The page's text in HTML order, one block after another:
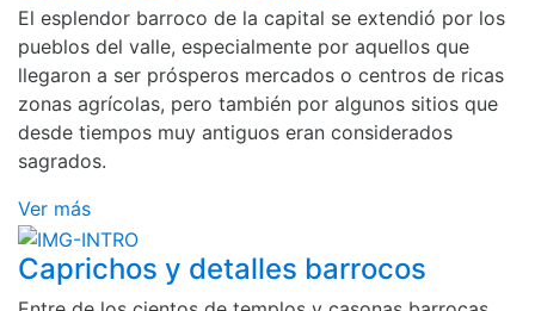
El esplendor barroco de la capital se extendió por los
pueblos del valle, especialmente por aquellos que
llegaron a ser prósperos mercados o centros de ricas
zonas agrícolas, pero también por algunos sitios que
desde tiempos muy antiguos eran considerados
sagrados.
Ver más
Caprichos y detalles barrocos